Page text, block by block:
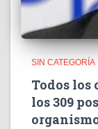
SIN CATEGORÍA
Todos los
los 309